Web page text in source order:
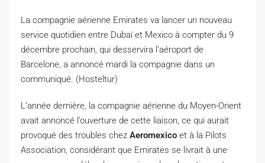
La compagnie aérienne Emirates va lancer un nouveau
service quotidien entre Dubaï et Mexico à compter du 9
décembre prochain, qui desservira l’aéroport de
Barcelone, a annoncé mardi la compagnie dans un
communiqué. (Hosteltur)
L‘année dernière, la compagnie aérienne du Moyen-Orient
avait annoncé l’ouverture de cette liaison, ce qui aurait
provoqué des troubles chez Aeromexico et à la Pilots
Association, considérant que Emirates se livrait à une